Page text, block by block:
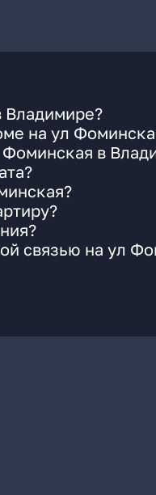
Владимире?
на ул
Фоминская в
связью на ул